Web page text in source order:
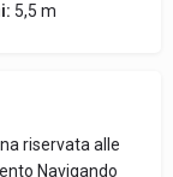
5,5 m
riservata alle
Navigando